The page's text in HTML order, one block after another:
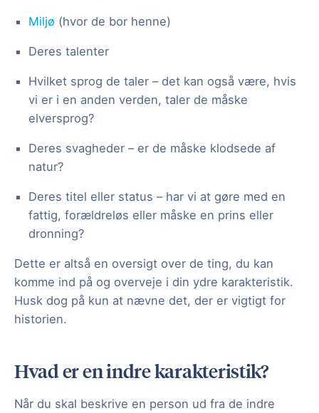
Miljø (hvor de bor henne)
Deres talenter
Hvilket sprog de taler – det kan også være, hvis
vi er i en anden verden, taler de måske
elversprog?
Deres svagheder – er de måske klodsede af
natur?
Deres titel eller status – har vi at gøre med en
fattig, forældreløs eller måske en prins eller
dronning?
Dette er altså en oversigt over de ting, du kan
komme ind på og overveje i din ydre karakteristik.
Husk dog på kun at nævne det, der er vigtigt for
historien.
Hvad er en indre karakteristik?
Når du skal beskrive en person ud fra de indre